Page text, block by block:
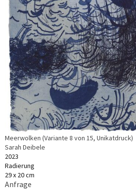
Meerwolken (Variante 8 von 15, Unikatdruck)
Sarah Deibele
2023
Radierung
29 x 20 cm
Anfrage